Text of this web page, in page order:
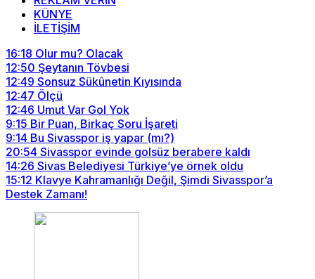
KÜNYE
İLETİŞİM
16:18 Olur mu? Olacak
12:50 Şeytanın Tövbesi
12:49 Sonsuz Sükûnetin Kıyısında
12:47 Ölçü
12:46 Umut Var Gol Yok
9:15 Bir Puan, Birkaç Soru İşareti
9:14 Bu Sivasspor iş yapar (mı?)
20:54 Sivasspor evinde golsüz berabere kaldı
14:26 Sivas Belediyesi Türkiye’ye örnek oldu
15:12 Klavye Kahramanlığı Değil, Şimdi Sivasspor’a
Destek Zamanı!